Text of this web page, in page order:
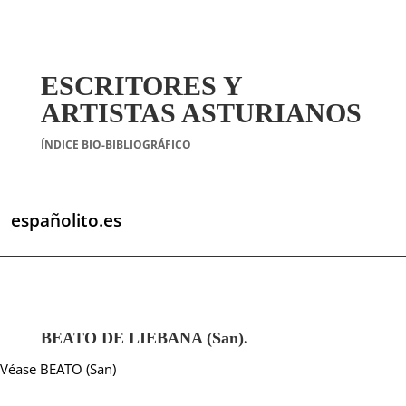
ESCRITORES Y
ARTISTAS ASTURIANOS
ÍNDICE BIO-BIBLIOGRÁFICO
españolito.es
BEATO DE LIEBANA (San).
Véase BEATO (San)